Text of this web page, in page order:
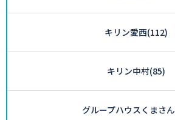
キリン愛西(112)
キリン中村(85)
グループハウスくまさん